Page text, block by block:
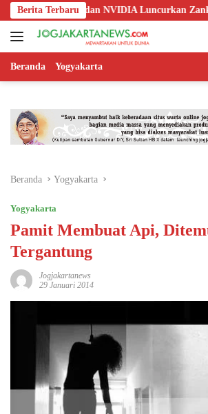
Langsung
ke
konten
Berita Terbaru
Nokia, dan NVIDIA Luncurkan Zankore,
Beranda Yogyakarta
Beranda Yogyakarta
Yogyakarta
Pamit Membuat Api,
Tergantung
Jogjakartanews
29 Januari 2014